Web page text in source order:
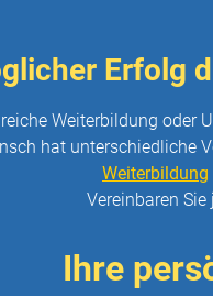
Erfolg
Weiterbildung
hat unterschiedliche
Weiterbildung
Vereinbaren
Ihre